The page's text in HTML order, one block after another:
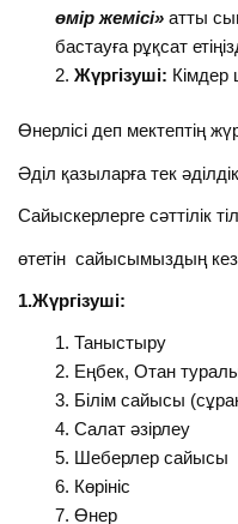
өмір жемісі»атты
бастауға рұқсат
Жүргізуші: Кімдер
Өнерлісі деп мектептің
Әділ қазыларға тек
Сайыскерлерге сәттілік
өтетін сайысымыздың
1.Жүргізуші:
Таныстыру
Еңбек, Отан
Білім сайысы
Салат әзірлеу
Шеберлер сайысы
Көрініс
Өнер